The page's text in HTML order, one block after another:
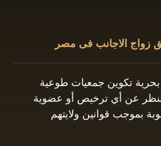
زواج الاجانب فى مصر
بحرية تكوين جمعيات طوعية
عن أي ترخيص أو عضوية
بموجب قوانين ولايتهم